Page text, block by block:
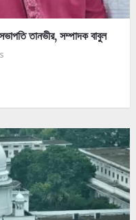
তানভীর, সম্পাদক বাবুল